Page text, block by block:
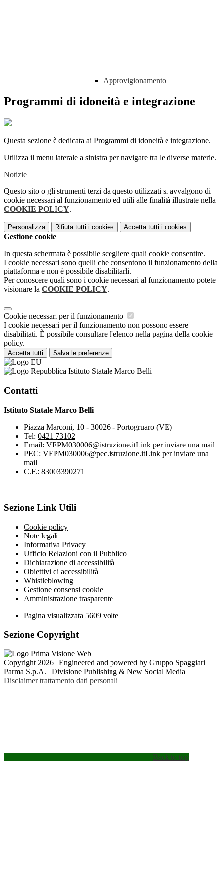
Approvigionamento
Programmi di idoneità e integrazione
Questa sezione è dedicata ai Programmi di idoneità e integrazione.
Utilizza il menu laterale a sinistra per navigare tra le diverse materie.
Notizie
Questo sito o gli strumenti terzi da questo utilizzati si avvalgono di
cookie necessari al funzionamento ed utili alle finalità illustrate nella
COOKIE POLICY.
Personalizza Rifiuta tutti i cookies Accetta tutti i cookies
Gestione cookie
In questa schermata è possibile scegliere quali cookie consentire.
I cookie necessari sono quelli che consentono il funzionamento della
piattaforma e non è possibile disabilitarli.
Per conoscere quali sono i cookie necessari al funzionamento potete
visionare la COOKIE POLICY.
Cookie necessari per il funzionamento
I cookie necessari per il funzionamento non possono essere
disabilitati. È possibile consultare l'elenco nella pagina della cookie
policy.
Accetta tutti Salva le preferenze
Istituto Statale Marco Belli
Contatti
Istituto Statale Marco Belli
Piazza Marconi, 10 - 30026 - Portogruaro (VE)
Tel: 0421 73102
Email: VEPM030006@istruzione.itLink per inviare una mail
PEC: VEPM030006@pec.istruzione.itLink per inviare una
mail
C.F.: 83003390271
Sezione Link Utili
Cookie policy
Note legali
Informativa Privacy
Ufficio Relazioni con il Pubblico
Dichiarazione di accessibilità
Obiettivi di accessibilità
Whistleblowing
Gestione consensi cookie
Amministrazione trasparente
Pagina visualizzata 5609 volte
Sezione Copyright
Copyright 2026 | Engineered and powered by Gruppo Spaggiari
Parma S.p.A. | Divisione Publishing & New Social Media
Disclaimer trattamento dati personali
Back to top